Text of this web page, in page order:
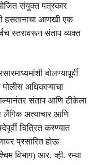
संयुक्त पत्रकार
हसतानाचा आणखी एक
स्तरावरून संताप व्यक्त
बोलण्यापूर्वी
अधिकाऱ्याचा
संताप आणि टीकेला
अत्याचार आणि
चित्रित करण्यात
प्रसारित होऊ
विभाग) आर. व्ही. रम्या